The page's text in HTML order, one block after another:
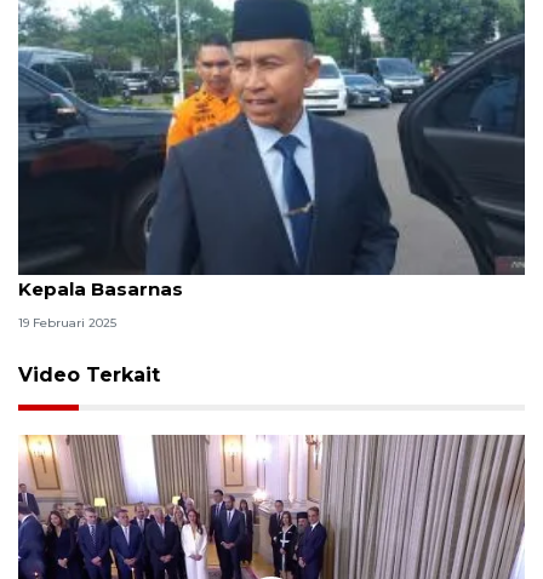
Syafii hadir di Istana, namun belum dilantik jadi
Kepala Basarnas
19 Februari 2025
Video Terkait